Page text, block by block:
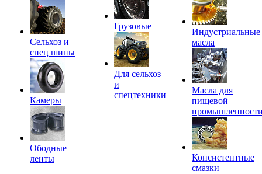
Сельхоз и
спец шины
Камеры
Ободные
ленты
Грузовые
Для сельхоз
и
спецтехники
Индустриальные
масла
Масла для
пищевой
Консистентные
смазки